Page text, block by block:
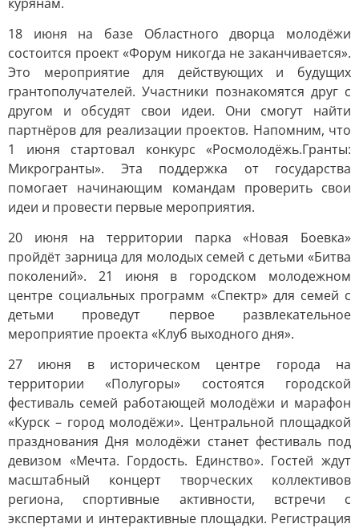
18 июня на базе Областного дворца молодёжи
состоится проект «Форум никогда не заканчивается».
Это мероприятие для действующих и будущих
грантополучателей. Участники познакомятся друг с
другом и обсудят свои идеи. Они смогут найти
партнёров для реализации проектов. Напомним, что
1 июня стартовал конкурс «Росмолодёжь.Гранты:
Микрогранты». Эта поддержка от государства
помогает начинающим командам проверить свои
идеи и провести первые мероприятия.
20 июня на территории парка «Новая Боевка»
пройдёт зарница для молодых семей с детьми «Битва
поколений». 21 июня в городском молодежном
центре социальных программ «Спектр» для семей с
детьми проведут первое развлекательное
мероприятие проекта «Клуб выходного дня».
27 июня в историческом центре города на
территории «Полугоры» состоятся городской
фестиваль семей работающей молодёжи и марафон
«Курск – город молодёжи». Центральной площадкой
празднования Дня молодёжи станет фестиваль под
девизом «Мечта. Гордость. Единство». Гостей ждут
масштабный концерт творческих коллективов
региона, спортивные активности, встречи с
экспертами и интерактивные площадки. Регистрация